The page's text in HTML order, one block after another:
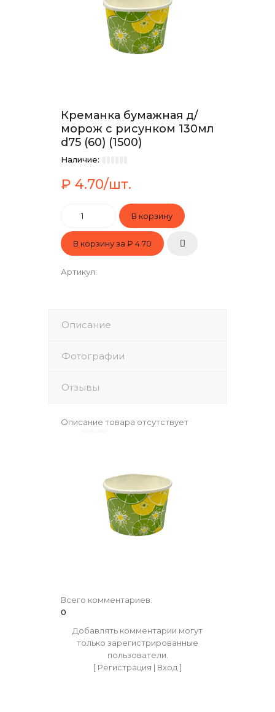
Креманка бумажная д/
морож с рисунком 130мл
d75 (60) (1500)
Наличие:
₽ 4.70/шт.
В корзину за ₽ 4.70
Артикул:
Описание
Фотографии
Отзывы
Описание товара отсутствует
Всего комментариев:
0
Добавлять комментарии могут
только зарегистрированные
пользователи.
[ Регистрация | Вход]